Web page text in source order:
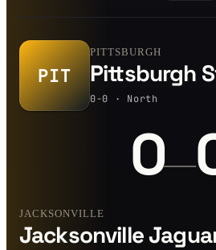
PIT
PITTSBURGH
Pittsburgh
0-0 · North
0—
JACKSONVILLE
Jacksonville